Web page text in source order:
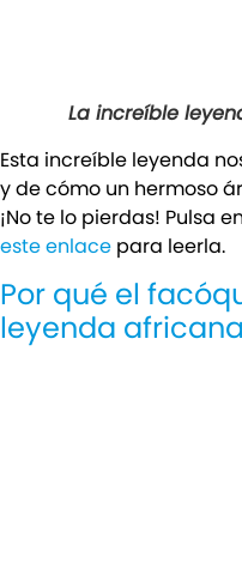
La increíble
Esta increíble leyenda
y de cómo un hermoso
¡No te lo pierdas! Pulsa
este enlace para leerla.
Por qué el
leyenda africana